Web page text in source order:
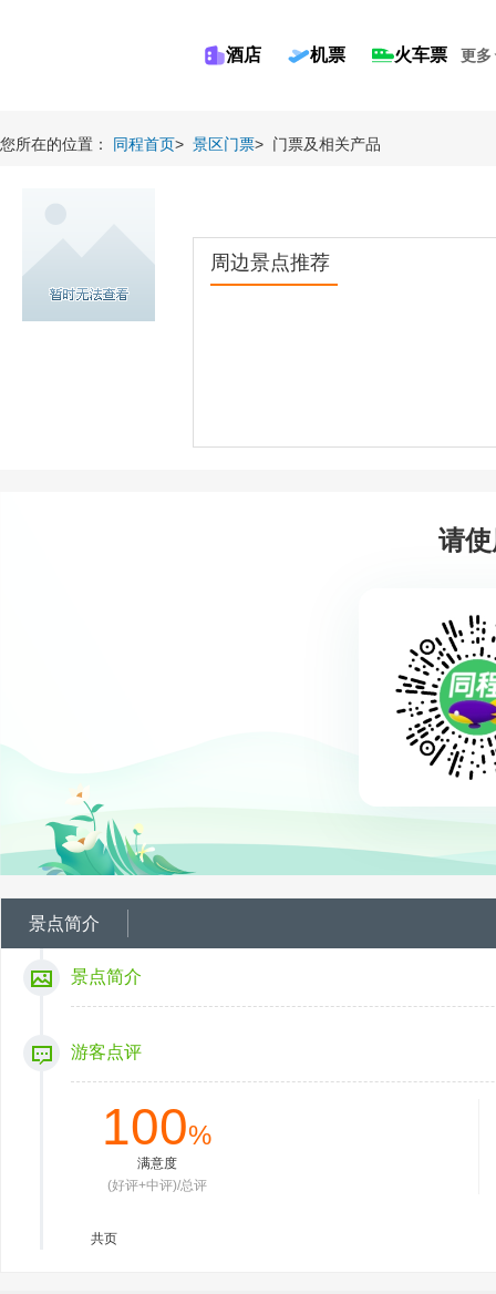
酒店 机票 火车票 更多
您所在的位置： 同程首页> 景区门票> 门票及相关产品
周边景点推荐
请
景点简介
景点简介
游客点评
100%
满意度
(好评+中评)/总评
共页